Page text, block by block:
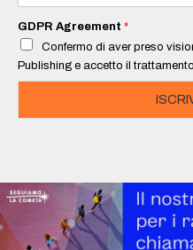
a
i
*
GDPR Agreement *
Confermo di aver preso
Publishing e accetto il